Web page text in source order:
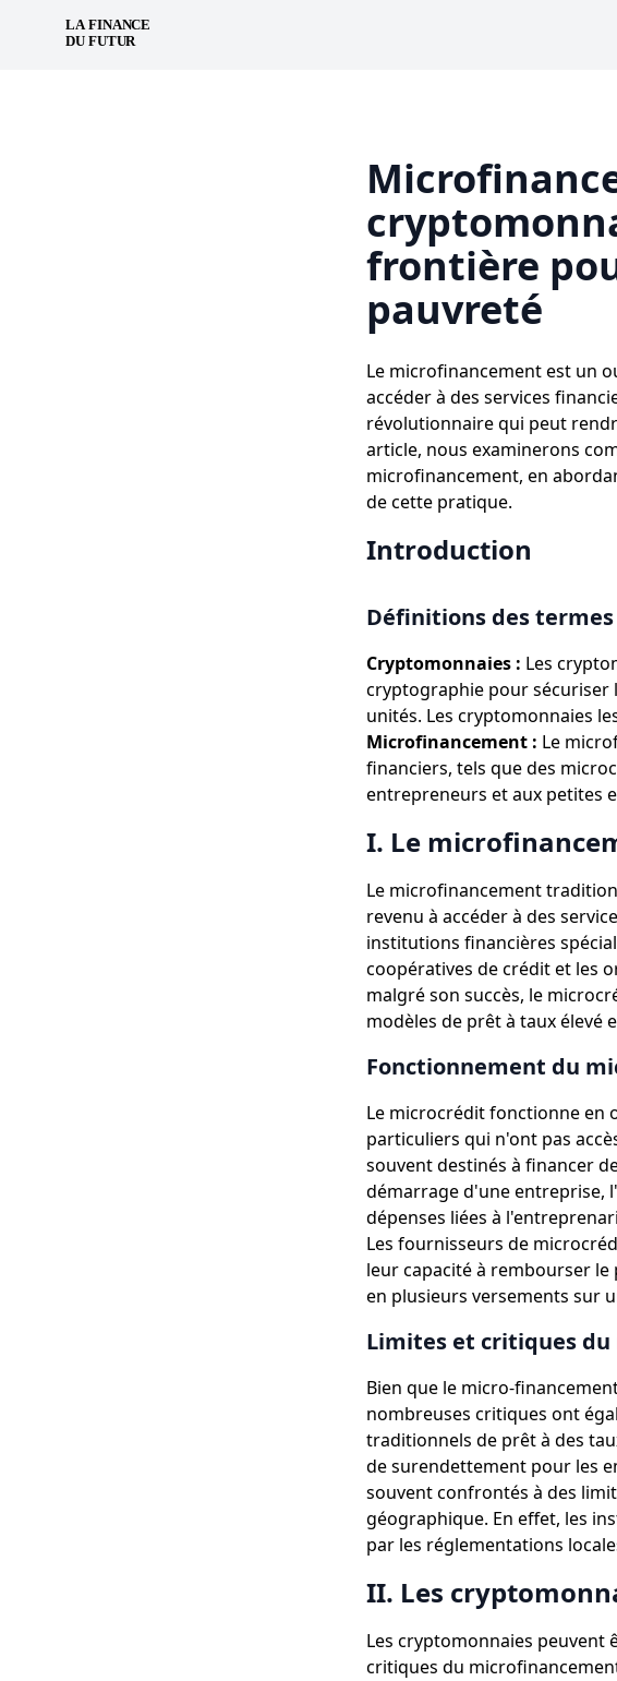
frontière
pauvreté
Le microfinancement est un
accéder à des services
révolutionnaire qui peut
article, nous examinerons
microfinancement, en
de cette pratique.
Introduction
Définitions des termes
Cryptomonnaies : Les
cryptographie pour sécuriser
unités. Les cryptomonnaies
Microfinancement : Le
financiers, tels que des
entrepreneurs et aux petites
I. Le
Le microfinancement
revenu à accéder à des
institutions financières
coopératives de crédit et les
malgré son succès, le
modèles de prêt à taux élevé
Fonctionnement du
Le microcrédit fonctionne en
particuliers qui n'ont pas
souvent destinés à financer
démarrage d'une entreprise,
dépenses liées à
Les fournisseurs de
leur capacité à rembourser
en plusieurs versements sur
Limites et critiques
Bien que le micro-
nombreuses critiques ont
traditionnels de prêt à des
de surendettement pour les
souvent confrontés à des
géographique. En effet, les
par les réglementations
II. Les
Les cryptomonnaies peuvent
critiques du